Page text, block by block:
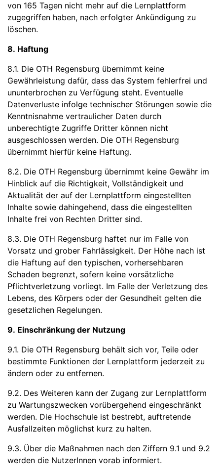
von 165 Tagen nicht mehr auf die Lernplattform
zugegriffen haben, nach erfolgter Ankündigung zu
löschen.
8. Haftung
8.1. Die OTH Regensburg übernimmt keine
Gewährleistung dafür, dass das System fehlerfrei und
ununterbrochen zu Verfügung steht. Eventuelle
Datenverluste infolge technischer Störungen sowie die
Kenntnisnahme vertraulicher Daten durch
unberechtigte Zugriffe Dritter können nicht
ausgeschlossen werden. Die OTH Regensburg
übernimmt hierfür keine Haftung.
8.2. Die OTH Regensburg übernimmt keine Gewähr im
Hinblick auf die Richtigkeit, Vollständigkeit und
Aktualität der auf der Lernplattform eingestellten
Inhalte sowie dahingehend, dass die eingestellten
Inhalte frei von Rechten Dritter sind.
8.3. Die OTH Regensburg haftet nur im Falle von
Vorsatz und grober Fahrlässigkeit. Der Höhe nach ist
die Haftung auf den typischen, vorhersehbaren
Schaden begrenzt, sofern keine vorsätzliche
Pflichtverletzung vorliegt. Im Falle der Verletzung des
Lebens, des Körpers oder der Gesundheit gelten die
gesetzlichen Regelungen.
9. Einschränkung der Nutzung
9.1. Die OTH Regensburg behält sich vor, Teile oder
bestimmte Funktionen der Lernplattform jederzeit zu
ändern oder zu entfernen.
9.2. Des Weiteren kann der Zugang zur Lernplattform
zu Wartungszwecken vorübergehend eingeschränkt
werden. Die Hochschule ist bestrebt, auftretende
Ausfallzeiten möglichst kurz zu halten.
9.3. Über die Maßnahmen nach den Ziffern 9.1 und 9.2
werden die NutzerInnen vorab informiert.